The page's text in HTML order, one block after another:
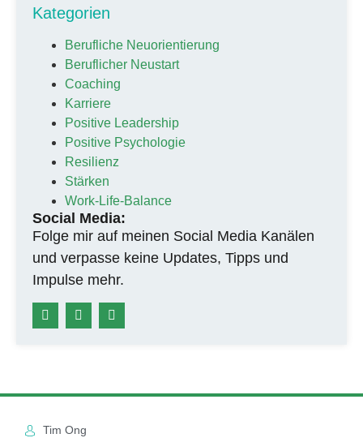
Kategorien
Berufliche Neuorientierung
Beruflicher Neustart
Coaching
Karriere
Positive Leadership
Positive Psychologie
Resilienz
Stärken
Work-Life-Balance
Social Media:
Folge mir auf meinen Social Media Kanälen
und verpasse keine Updates, Tipps und
Impulse mehr.
Tim Ong